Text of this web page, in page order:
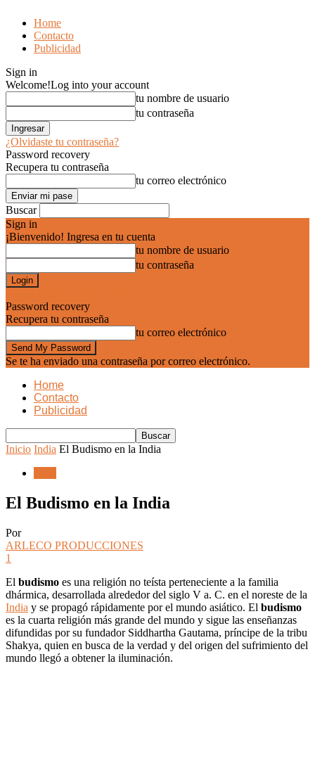
Home
Contacto
Publicidad
Sign in
Welcome!Log into your account
tu nombre de usuario
tu contraseña
¿Olvidaste tu contraseña?
Password recovery
Recupera tu contraseña
tu correo electrónico
Buscar
Sign in
¡Bienvenido! Ingresa en tu cuenta
tu nombre de usuario
tu contraseña
Password recovery
Recupera tu contraseña
tu correo electrónico
Se te ha enviado una contraseña por correo electrónico.
Home
Contacto
Publicidad
Inicio India El Budismo en la India
El Budismo en la India
Por
ARLECO PRODUCCIONES
1
El budismo es una religión no teísta perteneciente a la familia
dhármica, desarrollada alrededor del siglo V a. C. en el noreste de la
India y se propagó rápidamente por el mundo asiático. El budismo
es la cuarta religión más grande del mundo y sigue las enseñanzas
difundidas por su fundador Siddhartha Gautama, príncipe de la tribu
Shakya, quien en busca de la verdad y del origen del sufrimiento del
mundo llegó a obtener la iluminación.